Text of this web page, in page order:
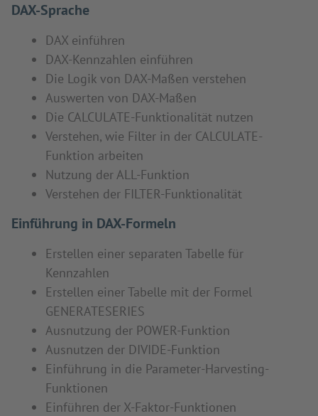
DAX-Sprache
DAX einführen
DAX-Kennzahlen einführen
Die Logik von DAX-Maßen verstehen
Auswerten von DAX-Maßen
Die CALCULATE-Funktionalität nutzen
Verstehen, wie Filter in der CALCULATE-
Funktion arbeiten
Nutzung der ALL-Funktion
Verstehen der FILTER-Funktionalität
Einführung in DAX-Formeln
Erstellen einer separaten Tabelle für
Kennzahlen
Erstellen einer Tabelle mit der Formel
GENERATESERIES
Ausnutzung der POWER-Funktion
Ausnutzen der DIVIDE-Funktion
Einführung in die Parameter-Harvesting-
Funktionen
Einführen der X-Faktor-Funktionen